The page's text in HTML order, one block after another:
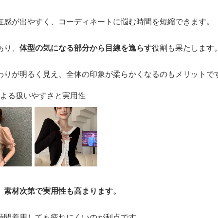
が出やすく、コーディネートに悩む時間を短縮できます。
、 体型の気になる部分から目線を逸らす役割も果たします
が明るく見え、全体の印象が柔らかくなるのもメリットで
る扱いやすさと実用性
素材次第で実用性も高まります。